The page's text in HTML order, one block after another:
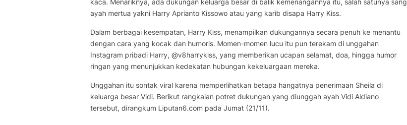
kaca. Menariknya, ada dukungan keluarga besar di balik kemenangannya itu, salah satunya sang
ayah mertua yakni Harry Aprianto Kissowo atau yang karib disapa Harry Kiss.
Dalam berbagai kesempatan, Harry Kiss, menampilkan dukungannya secara penuh ke menantu
dengan cara yang kocak dan humoris. Momen-momen lucu itu pun terekam di unggahan
Instagram pribadi Harry, @v8harrykiss, yang memberikan ucapan selamat, doa, hingga humor
ringan yang menunjukkan kedekatan hubungan kekeluargaan mereka.
Unggahan itu sontak viral karena memperlihatkan betapa hangatnya penerimaan Sheila di
keluarga besar Vidi. Berikut rangkaian potret dukungan yang diunggah ayah Vidi Aldiano
tersebut, dirangkum Liputan6.com pada Jumat (21/11).